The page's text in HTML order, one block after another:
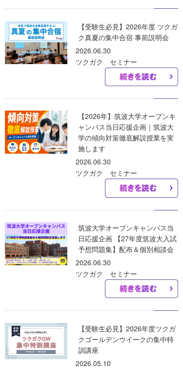
【受験生必見】2026年度 ツクガ
ク真夏の集中合宿 事前説明会
2026.06.30
ツクガク セミナー
【2026年】筑波大学オープンキ
ャンパス当日応援企画｜筑波大
学の傾向対策徹底解説授業を実
施します
2026.06.30
ツクガク セミナー
筑波大学オープンキャンパス当
日応援企画 【27年度筑波大入試
予想問題集】配布＆個別相談会
2026.06.30
ツクガク セミナー
【受験生必見】2026年度ツクガ
クゴールデンウイークの集中特
訓講座
2026.05.10